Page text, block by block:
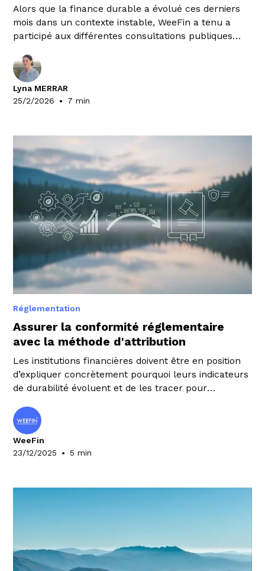
Alors que la finance durable a évolué ces derniers
mois dans un contexte instable, WeeFin a tenu a
participé aux différentes consultations publiques
Uni. Voici une synthèse des réponses rédigées par
notre équipe Expertise.
Lyna MERRAR
25/2/2026
• 7 min
Réglementation
Assurer la conformité réglementaire
avec la méthode d'attribution
Les institutions financières doivent être en position
d’expliquer concrètement pourquoi leurs indicateurs
de durabilité évoluent et de les tracer pour
équipes en charge de ces sujets peuvent s’appuyer
sur la méthode d’attribution.
WeeFin
23/12/2025
• 5 min